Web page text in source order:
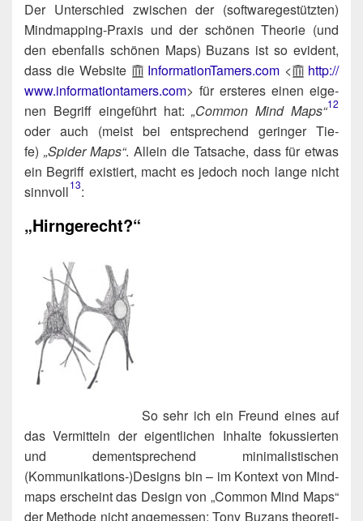
Der Unter­schied zwi­schen der (soft­ware­ge­stütz­ten)
Mind­map­ping-Pra­xis und der schö­nen Theo­rie (und
den eben­falls schö­nen Maps) Buzans ist so evi­dent,
dass die Web­site
Infor​ma​ti​onT​amers​.com <
http://​
www​.infor​ma​ti​ont​amers​.com> für ers­te­res einen eige­
nen Begriff ein­ge­führt hat:„Com­mon Mind Maps“12
oder auch (meist bei ent­spre­chend gerin­ger Tie­
fe) „Spi­der Maps“. Allein die Tat­sa­che, dass für etwas
ein Begriff exis­tiert, macht es jedoch noch lan­ge nicht
sinnvoll​13:
„Hirngerecht?“
So sehr ich ein Freund eines auf
das Ver­mit­teln der eigent­li­chen Inhal­te fokus­sier­ten
und dem­entspre­chend mini­ma­lis­ti­schen
(Kommunikations‑)​Designs bin – im Kon­text von Mind­
maps erscheint das Design von „Com­mon Mind Maps“
der Metho­de nicht ange­mes­sen: Tony Buzans theo­re­ti­